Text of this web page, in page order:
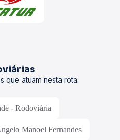
que atuam nesta rota.
- Rodoviária
Manoel Fernandes